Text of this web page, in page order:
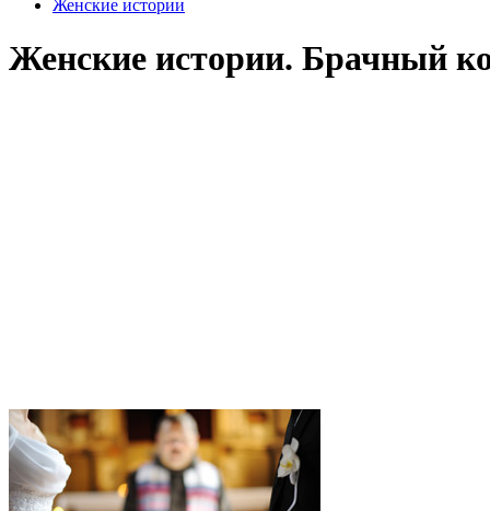
Женские истории
Женские истории. Брачный